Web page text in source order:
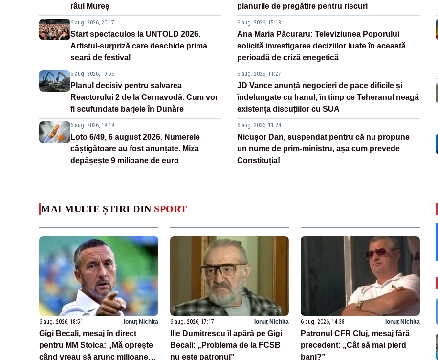
râul Mureș
6 aug. 2026, 20:17
Start spectaculos la UNTOLD 2026.
Artistul-surpriză care deschide prima
seară de festival
6 aug. 2026, 19:56
Planul decisiv pentru salvarea
Reactorului 2 de la Cernavodă. Cum vor
fi scufundate barjele în Dunăre
6 aug. 2026, 19:19
Loto 6/49, 6 august 2026. Numerele
câștigătoare au fost anunțate. Miza
depășește 9 milioane de euro
planurile de pregătire pentru riscuri
6 aug. 2026, 15:18
Ana Maria Păcuraru: Televiziunea Poporului
solicită investigarea deciziilor luate în această
perioadă de criză enegetică
6 aug. 2026, 11:27
JD Vance anunță negocieri de pace dificile și
îndelungate cu Iranul, în timp ce Teheranul neagă
existența discuțiilor cu SUA
6 aug. 2026, 11:24
Nicușor Dan, suspendat pentru că nu propune
un nume de prim-ministru, așa cum prevede
Constituția!
MAI MULTE ȘTIRI DIN SPORT
6 aug. 2026, 18:51 Ionuț Nichita
Gigi Becali, mesaj în direct
pentru MM Stoica: „Mă oprește
când vreau să arunc milioane
6 aug. 2026, 17:17 Ionuț Nichita
Ilie Dumitrescu îl apără pe Gigi
Becali: „Problema de la FCSB
nu este patronul”
6 aug. 2026, 14:38 Ionuț Nichita
Patronul CFR Cluj, mesaj fără
precedent: „Cât să mai pierd
bani?”